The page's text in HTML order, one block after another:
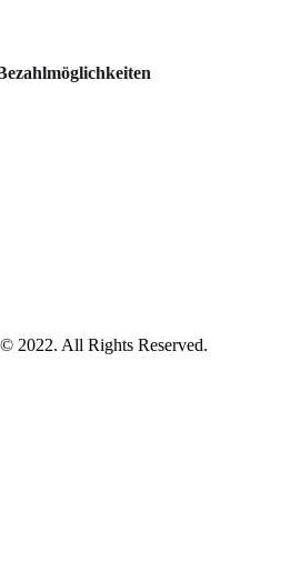
2022. All Rights Reserved.